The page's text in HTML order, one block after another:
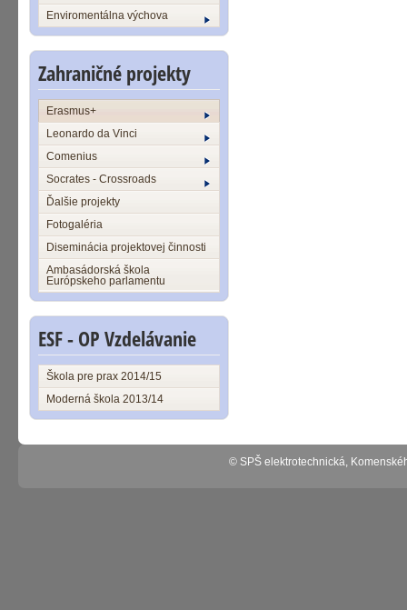
Enviromentálna výchova
Zahraničné projekty
Erasmus+
Leonardo da Vinci
Comenius
Socrates - Crossroads
Ďalšie projekty
Fotogaléria
Diseminácia projektovej činnosti
Ambasádorská škola
Európskeho parlamentu
ESF - OP Vzdelávanie
Škola pre prax 2014/15
Moderná škola 2013/14
© SPŠ elektrotechnická,